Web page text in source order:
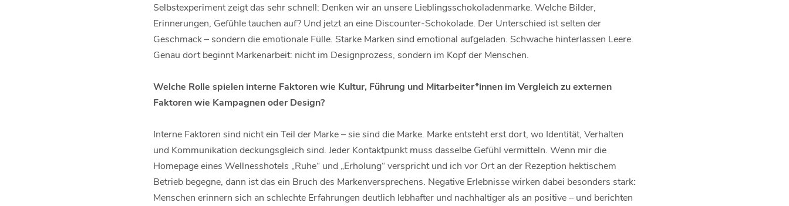
Selbstexperiment zeigt das sehr schnell: Denken wir an unsere Lieblingsschokoladenmarke. Welche Bilder,
Erinnerungen, Gefühle tauchen auf? Und jetzt an eine Discounter-Schokolade. Der Unterschied ist selten der
Geschmack – sondern die emotionale Fülle. Starke Marken sind emotional aufgeladen. Schwache hinterlassen Leere.
Genau dort beginnt Markenarbeit: nicht im Designprozess, sondern im Kopf der Menschen.
Welche Rolle spielen interne Faktoren wie Kultur, Führung und Mitarbeiter*innen im Vergleich zu externen
Faktoren wie Kampagnen oder Design?
Interne Faktoren sind nicht ein Teil der Marke – sie sind die Marke. Marke entsteht erst dort, wo Identität, Verhalten
und Kommunikation deckungsgleich sind. Jeder Kontaktpunkt muss dasselbe Gefühl vermitteln. Wenn mir die
Homepage eines Wellnesshotels „Ruhe“ und „Erholung“ verspricht und ich vor Ort an der Rezeption hektischem
Betrieb begegne, dann ist das ein Bruch des Markenversprechens. Negative Erlebnisse wirken dabei besonders stark:
Menschen erinnern sich an schlechte Erfahrungen deutlich lebhafter und nachhaltiger als an positive – und berichten